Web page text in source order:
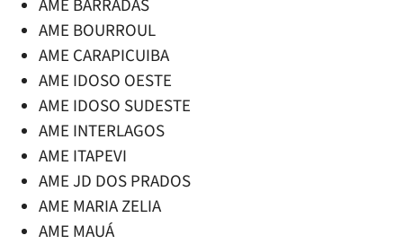
AME BARRADAS
AME BOURROUL
AME CARAPICUIBA
AME IDOSO OESTE
AME IDOSO SUDESTE
AME INTERLAGOS
AME ITAPEVI
AME JD DOS PRADOS
AME MARIA ZELIA
AME MAUÁ